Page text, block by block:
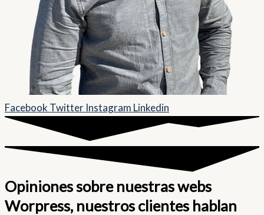
Facebook Twitter Instagram Linkedin
Opiniones sobre nuestras webs
Worpress, nuestros clientes hablan